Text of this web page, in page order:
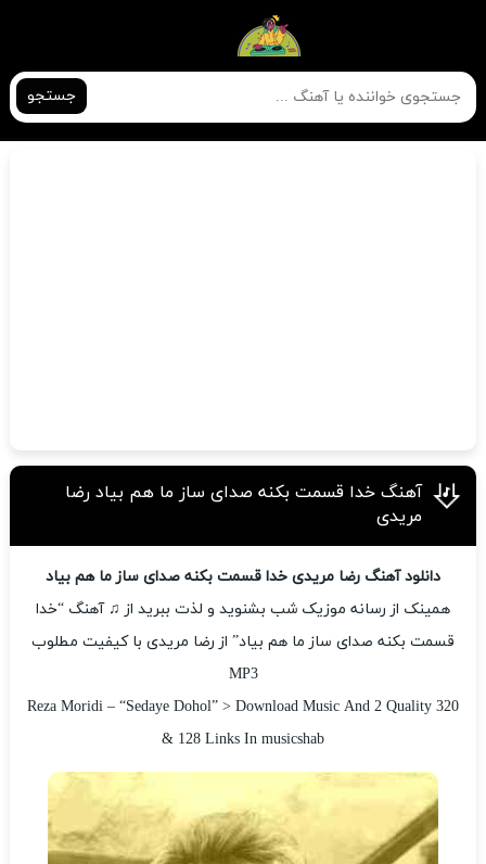
جستجو
آهنگ خدا قسمت بکنه صدای ساز ما هم بیاد رضا
مریدی
دانلود آهنگ رضا مریدی خدا قسمت بکنه صدای ساز ما هم بیاد
همینک از رسانه موزیک شب بشنوید و لذت ببرید از ♫ آهنگ “خدا
قسمت بکنه صدای ساز ما هم بیاد” از رضا مریدی با کیفیت مطلوب
MP3
Reza Moridi – “Sedaye Dohol” > Download Music And 2 Quality 320
& 128 Links In musicshab